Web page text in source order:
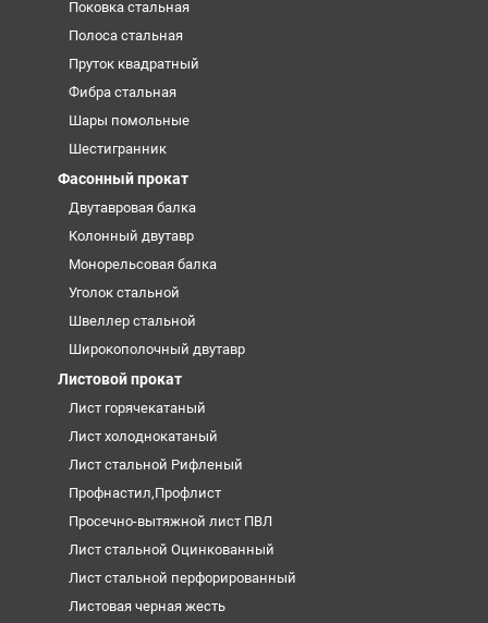
Поковка стальная
Полоса стальная
Пруток квадратный
Фибра стальная
Шары помольные
Шестигранник
Фасонный прокат
Двутавровая балка
Колонный двутавр
Монорельсовая балка
Уголок стальной
Швеллер стальной
Широкополочный двутавр
Листовой прокат
Лист горячекатаный
Лист холоднокатаный
Лист стальной Рифленый
Профнастил,Профлист
Просечно-вытяжной лист ПВЛ
Лист стальной Оцинкованный
Лист стальной перфорированный
Листовая черная жесть